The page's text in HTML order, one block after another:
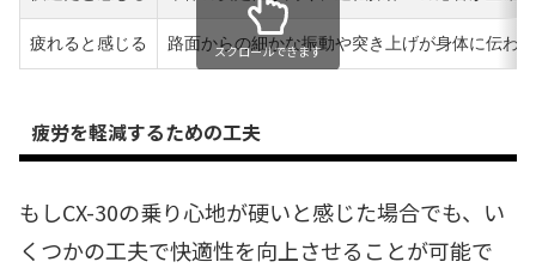
疲れると感じる 路面からの細かな振動や突き上げが身体に伝わ
スクロールできます
疲労を軽減するための工夫
もしCX-30の乗り心地が硬いと感じた場合でも、い
くつかの工夫で快適性を向上させることが可能で